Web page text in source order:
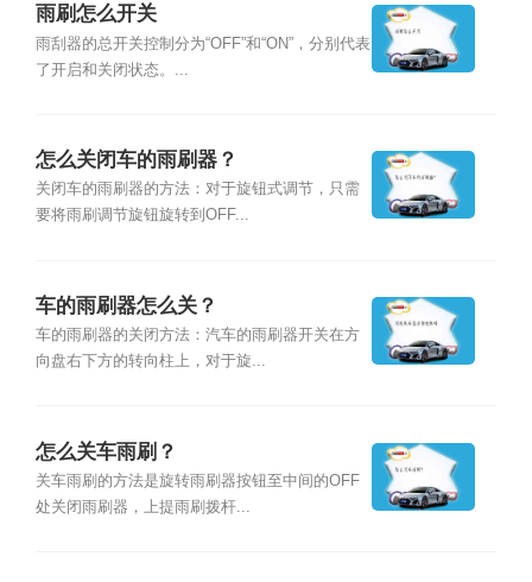
雨刷怎么开关
雨刮器的总开关控制分为“OFF”和“ON”，分别代表
了开启和关闭状态。...
怎么关闭车的雨刷器？
关闭车的雨刷器的方法：对于旋钮式调节，只需
要将雨刷调节旋钮旋转到OFF...
车的雨刷器怎么关？
车的雨刷器的关闭方法：汽车的雨刷器开关在方
向盘右下方的转向柱上，对于旋...
怎么关车雨刷？
关车雨刷的方法是旋转雨刷器按钮至中间的OFF
处关闭雨刷器，上提雨刷拨杆...